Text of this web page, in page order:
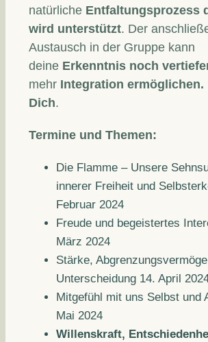
natürliche Entfaltungsprozess
wird unterstützt. Der
Austausch in der Gruppe kann
deine Erkenntnis noch
mehr Integration ermöglichen.
Dich.
Termine und Themen:
Die Flamme – Unsere
innerer Freiheit und
Februar 2024
Freude und begeistertes
März 2024
Stärke,
Unterscheidung 14. April
Mitgefühl mit uns Selbst und
Mai 2024
Willenskraft,